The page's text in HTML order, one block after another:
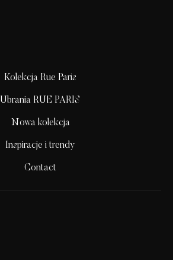
Kolekcja Rue Paris
Ubrania RUE PARIS
Nowa kolekcja
Inspiracje i trendy
Contact